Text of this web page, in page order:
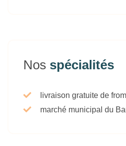
Nos spécialités
livraison gratuite de
marché municipal du